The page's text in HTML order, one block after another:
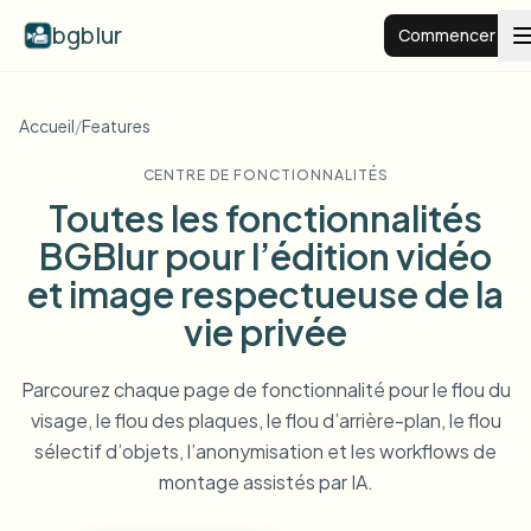
bgblur Commencer
Arrière-plan flou
Tarifs
Exemples
Voir tous les exemples
Flouter le visage
View all features
Browse every blur tool in one place
Entreprise
Accueil/Features
CENTRE DE FONCTIONNALITÉS
Toutes les fonctionnalités
BGBlur pour l’édition vidéo
et image respectueuse de la
vie privée
Parcourez chaque page de fonctionnalité pour le flou du
visage, le flou des plaques, le flou d’arrière-plan, le flou
sélectif d’objets, l’anonymisation et les workflows de
montage assistés par IA.